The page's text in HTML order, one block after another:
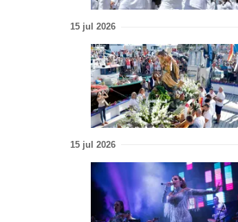
15 jul 2026
15 jul 2026